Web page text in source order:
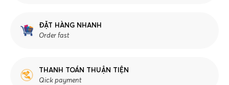
ĐẶT HÀNG NHANH
Order fast
THANH TOÁN THUẬN TIỆN
Qick payment